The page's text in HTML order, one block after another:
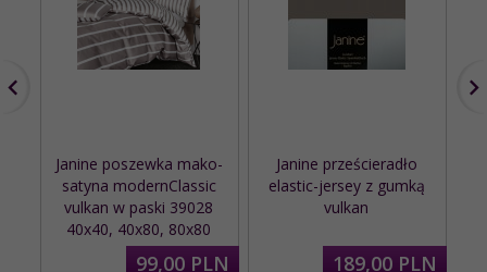
Janine poszewka mako-
satyna modernClassic
vulkan w paski 39028
40x40, 40x80, 80x80
99,00 PLN
Janine prześcieradło
elastic-jersey z gumką
vulkan
189,00 PLN